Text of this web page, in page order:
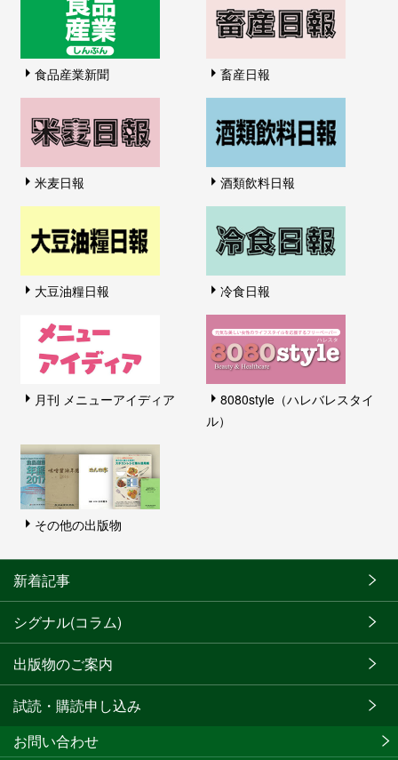
食品産業新聞 畜産日報
米麦日報 酒類飲料日報
大豆油糧日報 冷食日報
月刊 メニューアイディア
8080style（ハレバレスタイ
ル）
その他の出版物
新着記事
シグナル(コラム)
出版物のご案内
試読・購読申し込み
お問い合わせ